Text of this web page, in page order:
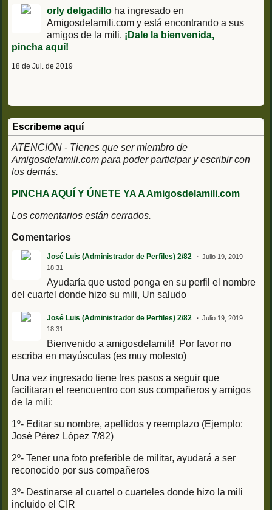
orly delgadillo ha ingresado en
Amigosdelamili.com y está encontrando a sus
amigos de la mili. ¡Dale la bienvenida,
pincha aquí!
18 de Jul. de 2019
Escribeme aquí
ATENCIÓN - Tienes que ser miembro de
Amigosdelamili.com para poder participar y escribir con
los demás.
PINCHA AQUÍ Y ÚNETE YA A Amigosdelamili.com
Los comentarios están cerrados.
Comentarios
José Luis (Administrador de Perfiles) 2/82
Julio 19, 2019
18:31
Ayudaría que usted ponga en su perfil el nombre
del cuartel donde hizo su mili, Un saludo
José Luis (Administrador de Perfiles) 2/82
Julio 19, 2019
18:31
Bienvenido a amigosdelamili! Por favor no
escriba en mayúsculas (es muy molesto)
Una vez ingresado tiene tres pasos a seguir que
facilitaran el reencuentro con sus compañeros y amigos
de la mili:
1º- Editar su nombre, apellidos y reemplazo (Ejemplo:
José Pérez López 7/82)
2º- Tener una foto preferible de militar, ayudará a ser
reconocido por sus compañeros
3º- Destinarse al cuartel o cuarteles donde hizo la mili
incluido el CIR